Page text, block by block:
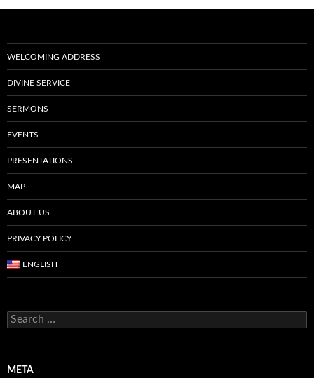
WELCOMING ADDRESS
DIVINE SERVICE
SERMONS
EVENTS
PRESENTATIONS
MAP
ABOUT US
PRIVACY POLICY
ENGLISH
Search
for:
META